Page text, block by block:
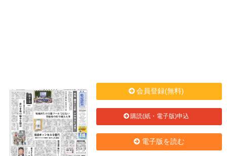
会員登録(無料)
購読(紙・電子版)申込
電子版を読む